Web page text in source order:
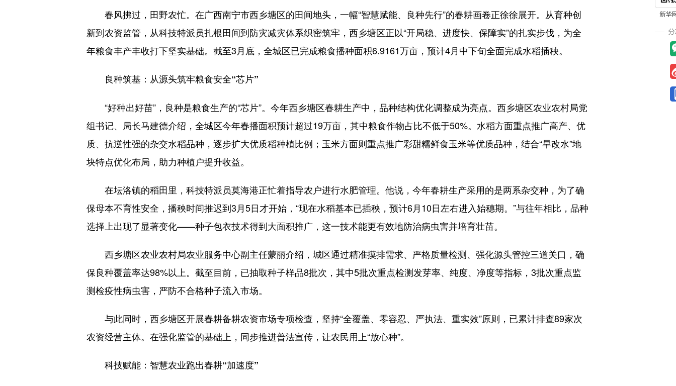
春风拂过，田野农忙。在广西南宁市西乡塘区的田间地头，一幅“智慧赋能、良种先行”的春耕画卷正徐徐展开。从育种创
新到农资监管，从科技特派员扎根田间到防灾减灾体系织密筑牢，西乡塘区正以“开局稳、进度快、保障实”的扎实步伐，为全
年粮食丰产丰收打下坚实基础。截至3月底，全城区已完成粮食播种面积6.9161万亩，预计4月中下旬全面完成水稻插秧。
良种筑基：从源头筑牢粮食安全“芯片”
“好种出好苗”，良种是粮食生产的“芯片”。今年西乡塘区春耕生产中，品种结构优化调整成为亮点。西乡塘区农业农村局党
组书记、局长马建德介绍，全城区今年春播面积预计超过19万亩，其中粮食作物占比不低于50%。水稻方面重点推广高产、优
质、抗逆性强的杂交水稻品种，逐步扩大优质稻种植比例；玉米方面则重点推广彩甜糯鲜食玉米等优质品种，结合“旱改水”地
块特点优化布局，助力种植户提升收益。
在坛洛镇的稻田里，科技特派员莫海港正忙着指导农户进行水肥管理。他说，今年春耕生产采用的是两系杂交种，为了确
保母本不育性安全，播秧时间推迟到3月5日才开始，“现在水稻基本已插秧，预计6月10日左右进入始穗期。”与往年相比，品种
选择上出现了显著变化——种子包衣技术得到大面积推广，这一技术能更有效地防治病虫害并培育壮苗。
西乡塘区农业农村局农业服务中心副主任蒙丽介绍，城区通过精准摸排需求、严格质量检测、强化源头管控三道关口，确
保良种覆盖率达98%以上。截至目前，已抽取种子样品8批次，其中5批次重点检测发芽率、纯度、净度等指标，3批次重点监
测检疫性病虫害，严防不合格种子流入市场。
与此同时，西乡塘区开展春耕备耕农资市场专项检查，坚持“全覆盖、零容忍、严执法、重实效”原则，已累计排查89家次
农资经营主体。在强化监管的基础上，同步推进普法宣传，让农民用上“放心种”。
科技赋能：智慧农业跑出春耕“加速度”